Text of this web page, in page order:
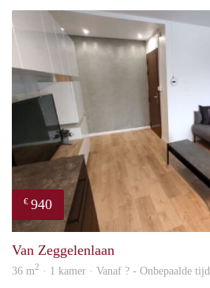
€ 940
Van Zeggelenlaan
36 m2 · 1 kamer · Vanaf ? - Onbepaalde tijd